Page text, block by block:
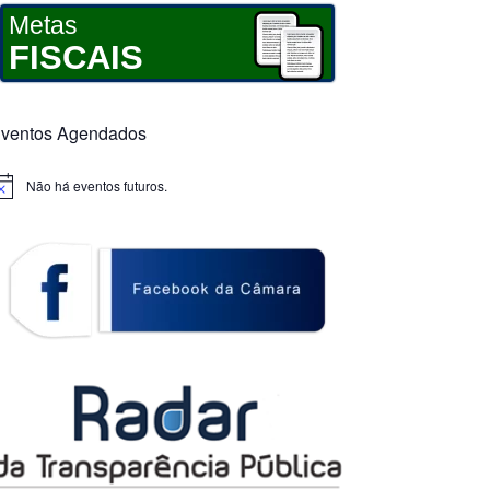
Metas
FISCAIS
Agendados
Não há eventos futuros.